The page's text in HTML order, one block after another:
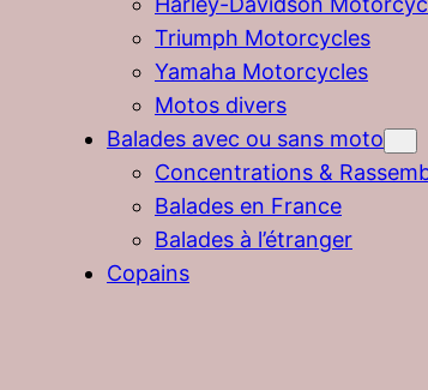
Triumph Motorcycles
Yamaha Motorcycles
Motos divers
Balades avec ou sans moto
Concentrations &
Balades en France
Balades à l’étranger
Copains